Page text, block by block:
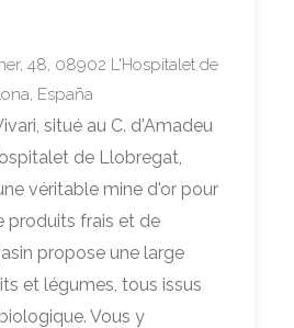
48, 08902 L'Hospitalet de
España
situé au C. d'Amadeu
de Llobregat,
véritable mine d'or pour
produits frais et de
propose une large
et légumes, tous issus
Vous y